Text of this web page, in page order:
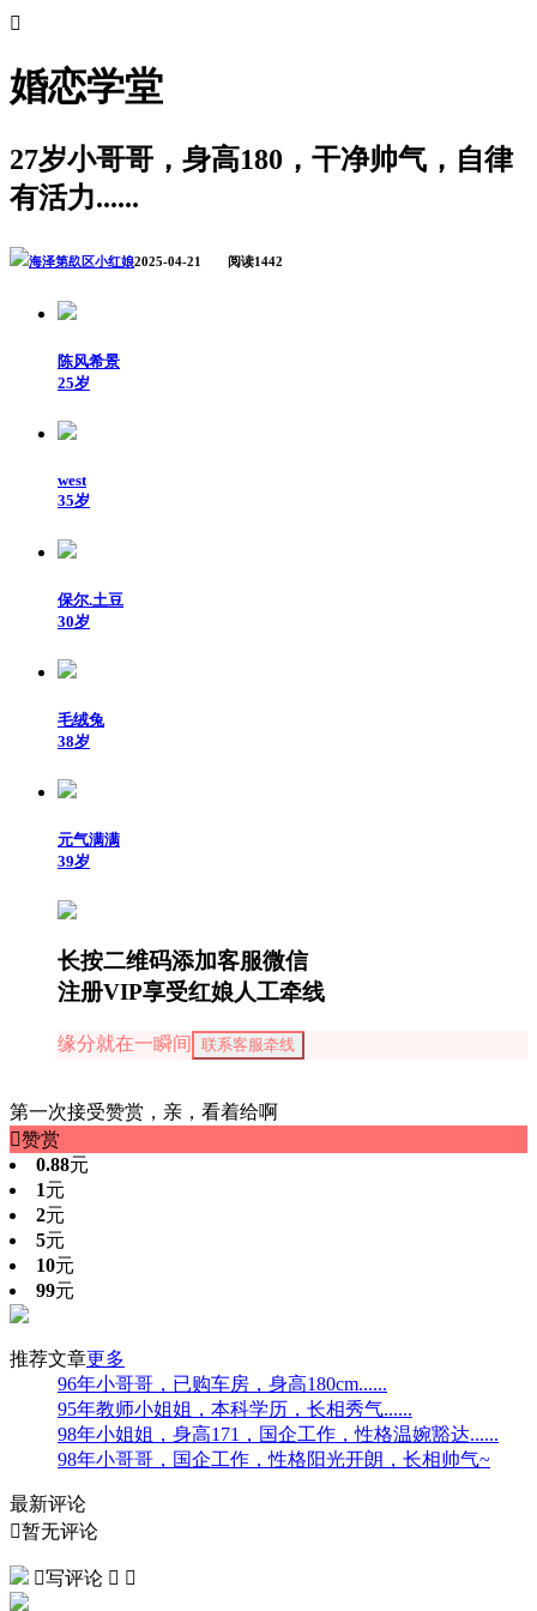

婚恋学堂
27岁小哥哥，身高180，干净帅气，自律
有活力......
海泽第镹区小红娘2025-04-21 阅读1442
陈风希景
25岁
west
35岁
保尔.土豆
30岁
毛绒兔
38岁
元气满满
39岁
长按二维码添加客服微信
注册VIP享受红娘人工牵线
缘分就在一瞬间 联系客服牵线
第一次接受赞赏，亲，看着给啊
赞赏
0.88元
1元
2元
5元
10元
99元
推荐文章更多
96年小哥哥，已购车房，身高180cm......
95年教师小姐姐，本科学历，长相秀气......
98年小姐姐，身高171，国企工作，性格温婉豁达......
98年小哥哥，国企工作，性格阳光开朗，长相帅气~
最新评论
暂无评论
写评论  